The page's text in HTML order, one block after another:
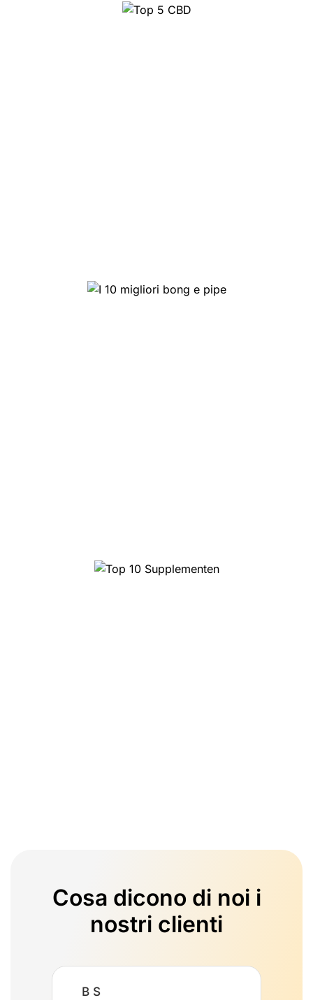
Cosa dicono di noi i
nostri clienti